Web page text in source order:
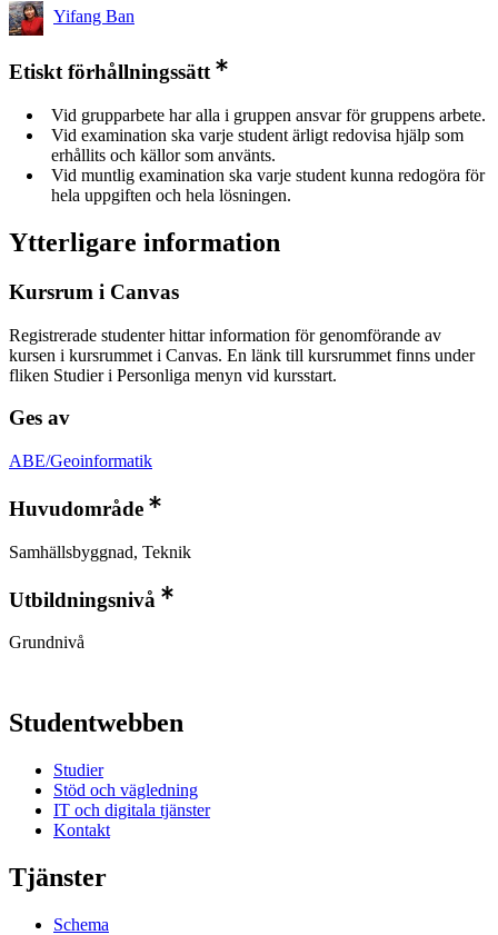
Yifang Ban
Etiskt förhållningssätt
Vid grupparbete har alla i gruppen ansvar för gruppens arbete.
Vid examination ska varje student ärligt redovisa hjälp som
erhållits och källor som använts.
Vid muntlig examination ska varje student kunna redogöra för
hela uppgiften och hela lösningen.
Ytterligare information
Kursrum i Canvas
Registrerade studenter hittar information för genomförande av
kursen i kursrummet i Canvas. En länk till kursrummet finns under
fliken Studier i Personliga menyn vid kursstart.
Ges av
ABE/Geoinformatik
Huvudområde
Samhällsbyggnad, Teknik
Utbildningsnivå
Grundnivå
Studentwebben
Studier
Stöd och vägledning
IT och digitala tjänster
Kontakt
Tjänster
Schema